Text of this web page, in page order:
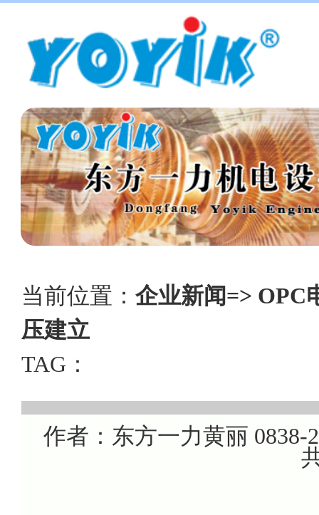
当前位置： 企业新闻=> OPC
压建立
TAG：
作者：东方一力黄丽